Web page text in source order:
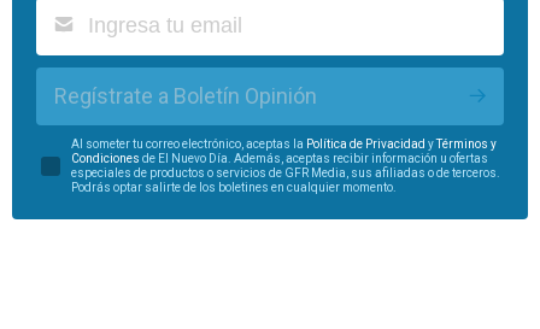
Regístrate a Boletín Opinión
Al someter tu correo electrónico, aceptas la Política de Privacidad yTérminos y
Condiciones de El Nuevo Día. Además, aceptas recibir información u ofertas
especiales de productos o servicios de GFR Media, sus afiliadas o de terceros.
Podrás optar salirte de los boletines en cualquier momento.